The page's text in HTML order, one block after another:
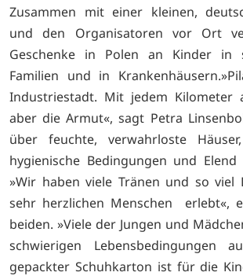
Zusammen mit einer kleinen,
und den Organisatoren vor Ort
Geschenke in Polen an Kinder in
Familien und in
Industriestadt. Mit jedem Kilometer
aber die Armut«, sagt Petra
über feuchte, verwahrloste
hygienische Bedingungen und
»Wir haben viele Tränen und so viel
sehr herzlichen Menschen erlebt«,
beiden. »Viele der Jungen und
schwierigen Lebensbedingungen
gepackter Schuhkarton ist für die